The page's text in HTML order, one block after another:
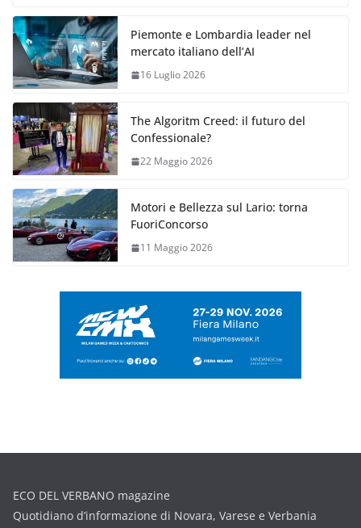
Piemonte e Lombardia leader nel
mercato italiano dell’AI
16 Luglio 2026
The Algoritm Creed: il futuro del
Confessionale?
22 Maggio 2026
Motori e Bellezza sul Lario: torna
FuoriConcorso
11 Maggio 2026
ECO DEL VERBANO magazine
Quotidiano d’informazione di Novara, Varese e Verbania